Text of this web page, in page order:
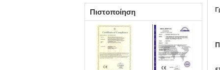
Πιστοποίηση